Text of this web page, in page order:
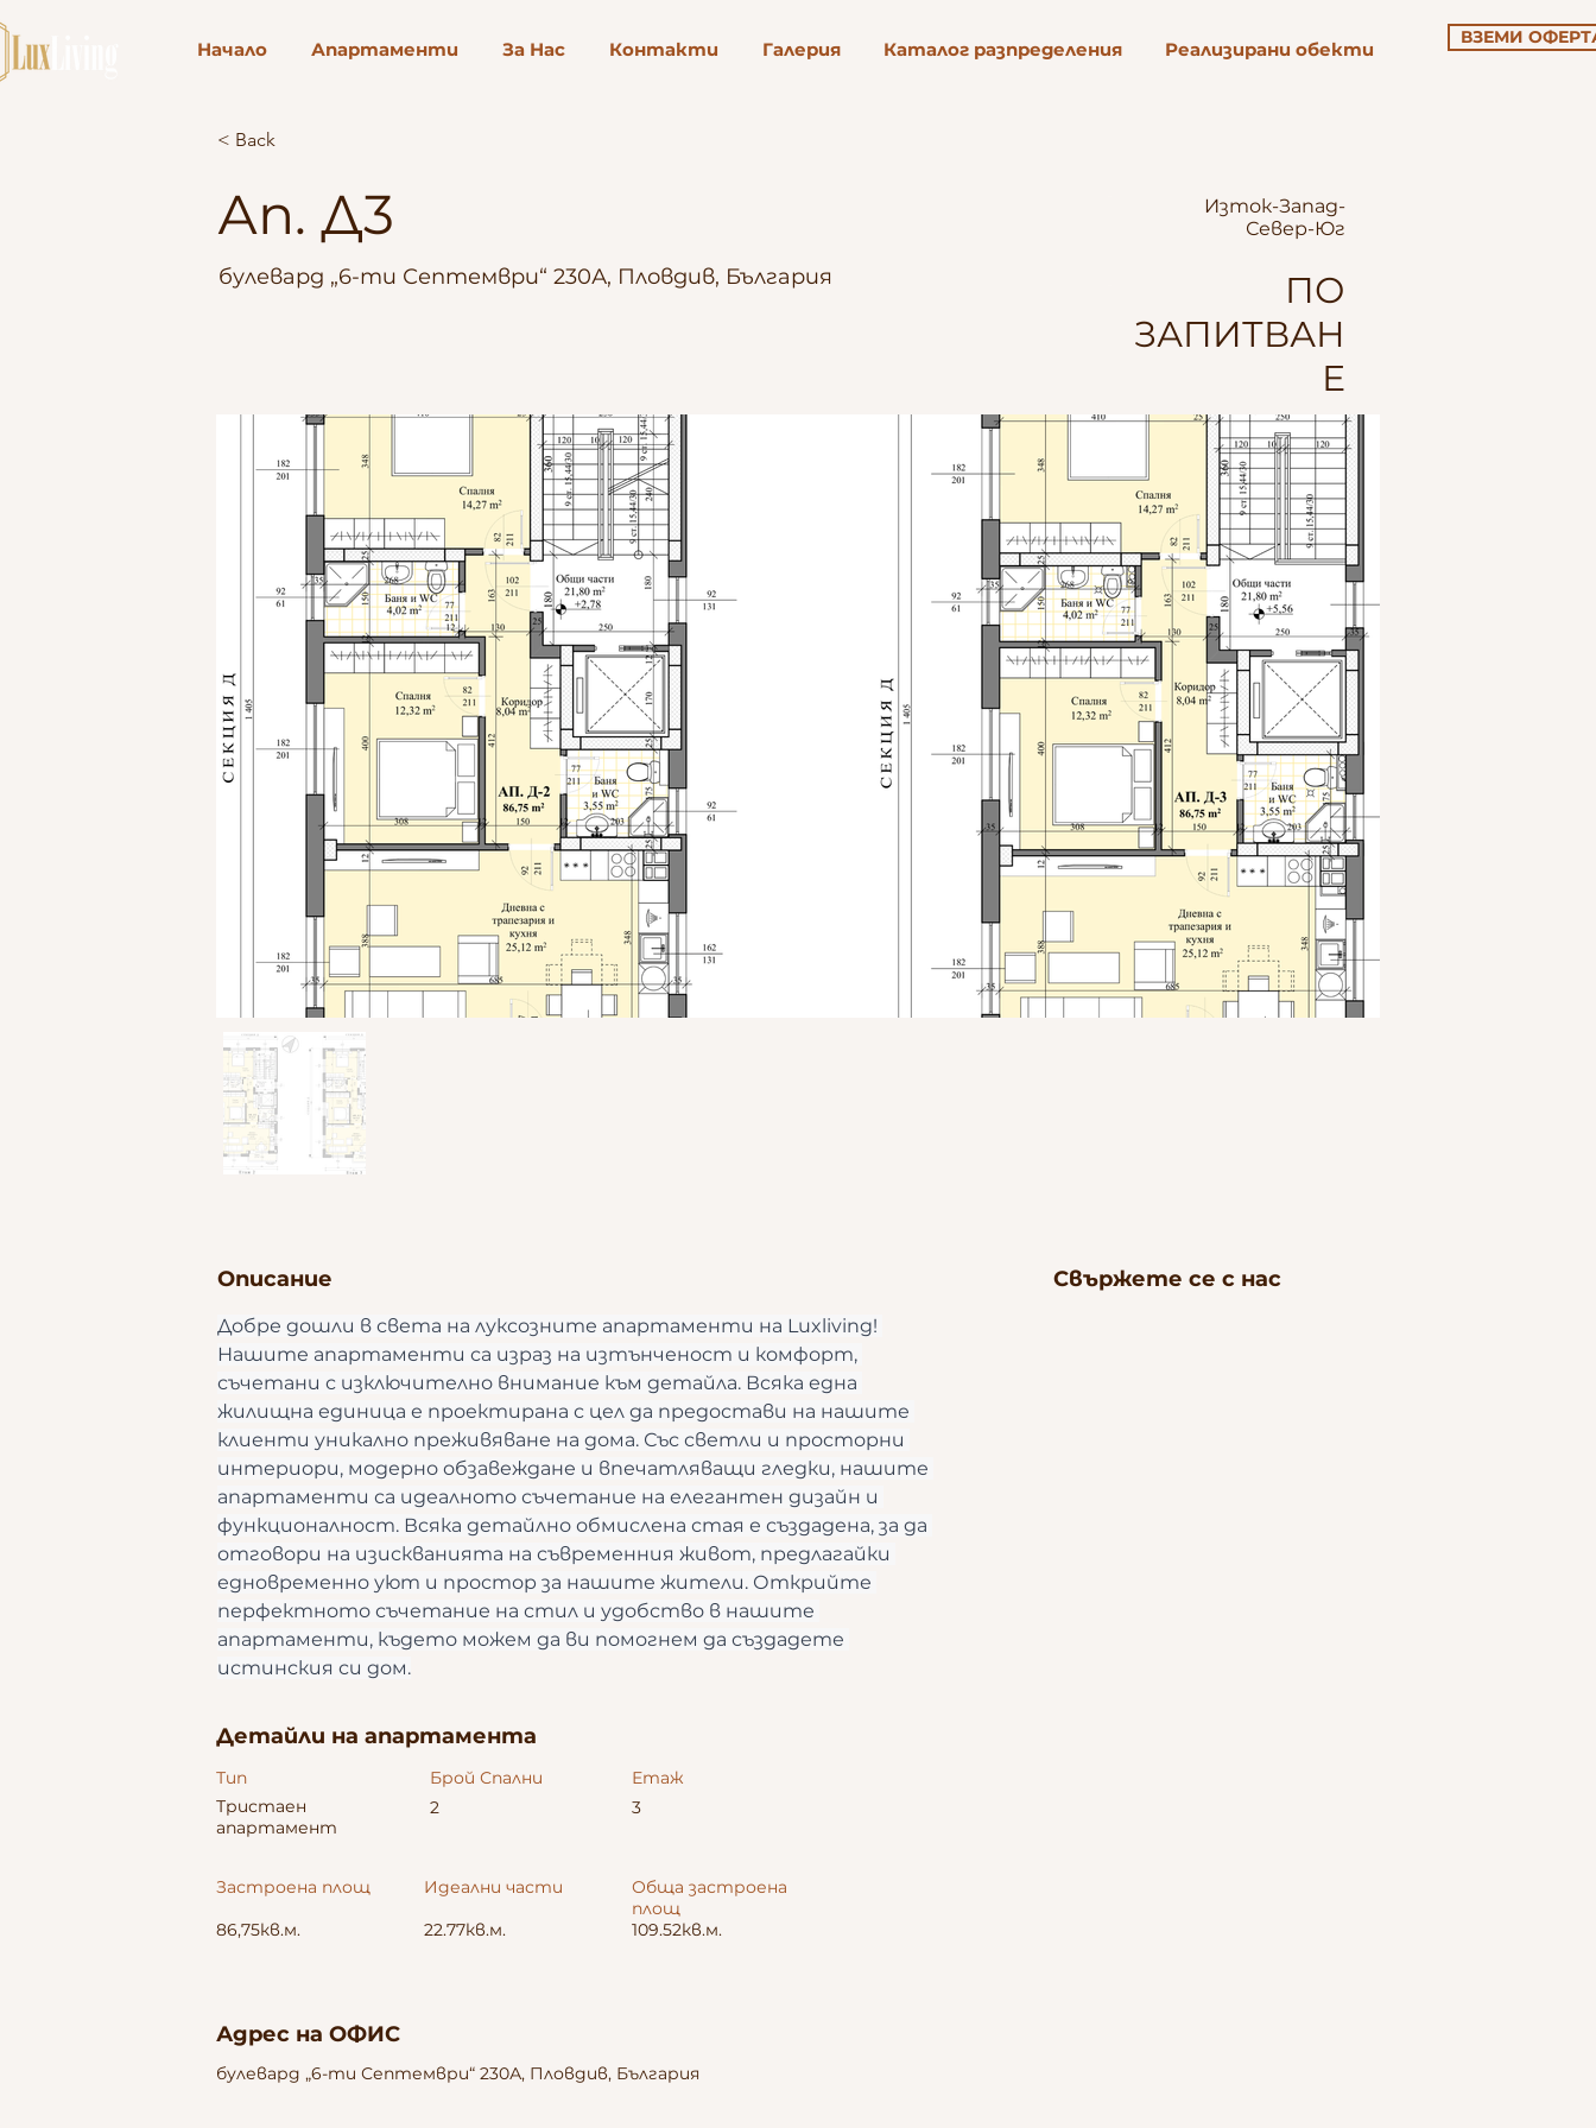
Начало Апартаменти За Нас Контакти Галерия Каталог разпределения Реализирани обекти
ВЗЕМИ
< Back
Ап. Д3
булевард „6-ти Септември“ 230А, Пловдив, България
Изток-Запад-
Север-Юг
ПО
ЗАПИТВАН
Е
Описание Свържете се с нас
Добре дошли в света на луксозните апартаменти на Luxliving!
Нашите апартаменти са израз на изтънченост и комфорт,
съчетани с изключително внимание към детайла. Всяка една
жилищна единица е проектирана с цел да предостави на нашите
клиенти уникално преживяване на дома. Със светли и просторни
интериори, модерно обзавеждане и впечатляващи гледки, нашите
апартаменти са идеалното съчетание на елегантен дизайн и
функционалност. Всяка детайлно обмислена стая е създадена, за да
отговори на изискванията на съвременния живот, предлагайки
едновременно уют и простор за нашите жители. Открийте
перфектното съчетание на стил и удобство в нашите
апартаменти, където можем да ви помогнем да създадете
истинския си дом.
Детайли на апартамента
Тип
Тристаен
апартамент
Брой Спални
2
Етаж
3
Застроена площ Идеални части
Обща застроена
площ
86,75кв.м.
22.77кв.м. 109.52кв.м.
Адрес на ОФИС
булевард „6-ти Септември“ 230А, Пловдив, България